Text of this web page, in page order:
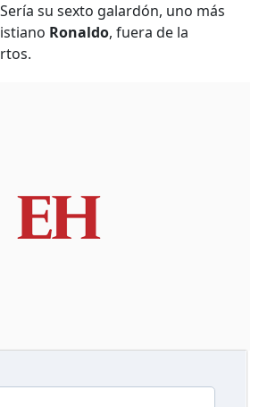
su sexto galardón, uno más
Ronaldo, fuera de la